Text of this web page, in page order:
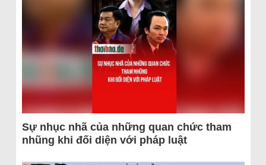
Sự nhục nhã của những quan chức tham
nhũng khi đối diện với pháp luật